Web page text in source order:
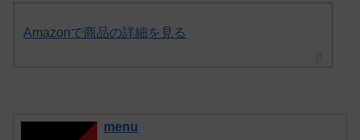
Amazonで商品の詳細を見る
menu